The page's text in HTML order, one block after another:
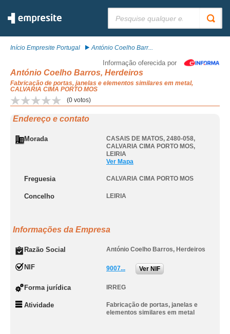
Início Empresite Portugal António Coelho Barr...
Informação oferecida por
António Coelho Barros, Herdeiros
Fabricação de portas, janelas e elementos similares em metal,
CALVARIA CIMA PORTO MOS
(0 votos)
Endereço e contato
Morada CASAIS DE MATOS, 2480-058,
CALVARIA CIMA PORTO MOS,
LEIRIA
Ver Mapa
Freguesia CALVARIA CIMA PORTO MOS
Concelho LEIRIA
Informações da Empresa
Razão Social António Coelho Barros, Herdeiros
NIF 9007... Ver NIF
Forma jurídica IRREG
Atividade
Fabricação de portas, janelas e
elementos similares em metal